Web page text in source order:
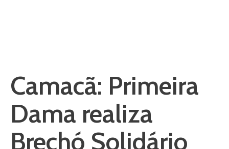
Camacã: Primeira
Dama realiza
Brechó Solidário